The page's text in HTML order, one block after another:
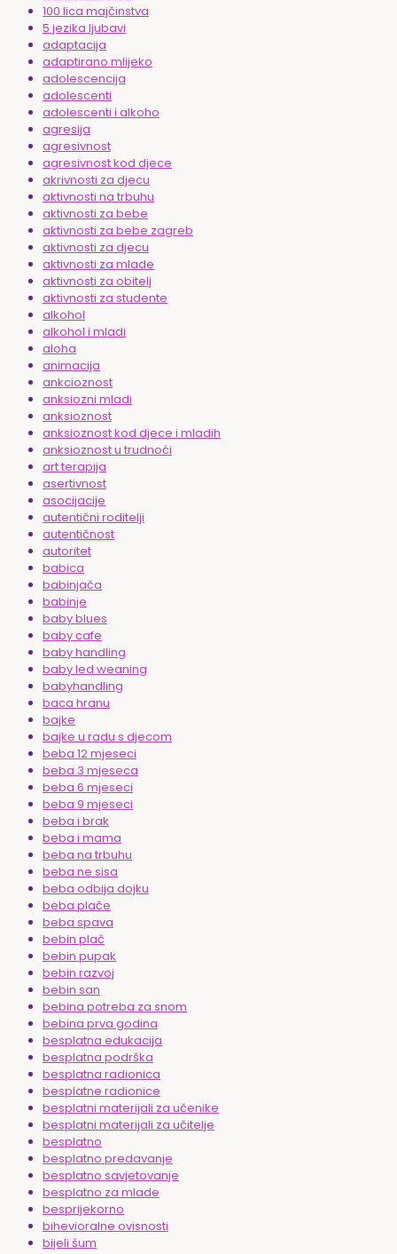
100 lica majčinstva
5 jezika ljubavi
adaptacija
adaptirano mlijeko
adolescencija
adolescenti
adolescenti i alkoho
agresija
agresivnost
agresivnost kod djece
akrivnosti za djecu
aktivnosti na trbuhu
aktivnosti za bebe
aktivnosti za bebe zagreb
aktivnosti za djecu
aktivnosti za mlade
aktivnosti za obitelj
aktivnosti za studente
alkohol
alkohol i mladi
aloha
animacija
ankcioznost
anksiozni mladi
anksioznost
anksioznost kod djece i mladih
anksioznost u trudnoći
art terapija
asertivnost
asocijacije
autentični roditelji
autentičnost
autoritet
babica
babinjača
babinje
baby blues
baby cafe
baby handling
baby led weaning
babyhandling
baca hranu
bajke
bajke u radu s djecom
beba 12 mjeseci
beba 3 mjeseca
beba 6 mjeseci
beba 9 mjeseci
beba i brak
beba i mama
beba na trbuhu
beba ne sisa
beba odbija dojku
beba plače
beba spava
bebin plač
bebin pupak
bebin razvoj
bebin san
bebina potreba za snom
bebina prva godina
besplatna edukacija
besplatna podrška
besplatna radionica
besplatne radionice
besplatni materijali za učenike
besplatni materijali za učitelje
besplatno
besplatno predavanje
besplatno savjetovanje
besplatno za mlade
besprijekorno
bihevioralne ovisnosti
bijeli šum